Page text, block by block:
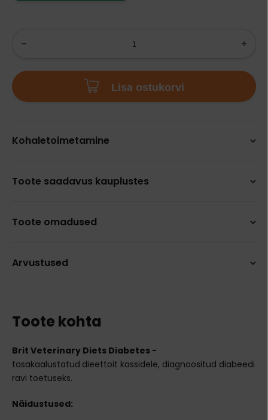
Lisa ostukorvi
Kohaletoimetamine
Toote saadavus kauplustes
Toote omadused
Arvustused
Toote kohta
Brit Veterinary Diets Diabetes -
tasakaalustatud dieettoit kassidele, diagnoositud diabeedi
ravi toetuseks.
Näidustused: